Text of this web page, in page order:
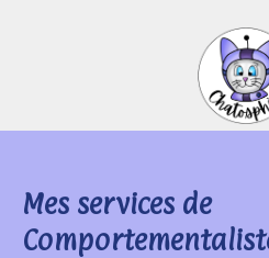
Mes services de